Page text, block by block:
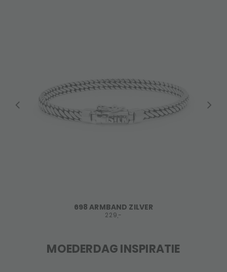
698 ARMBAND ZILVER
229,-
MOEDERDAG INSPIRATIE